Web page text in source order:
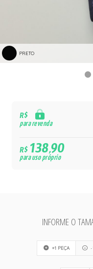
PRETO
R$
para revenda
R$138,90
para uso próprio
INFORME O
+1 PEÇA -